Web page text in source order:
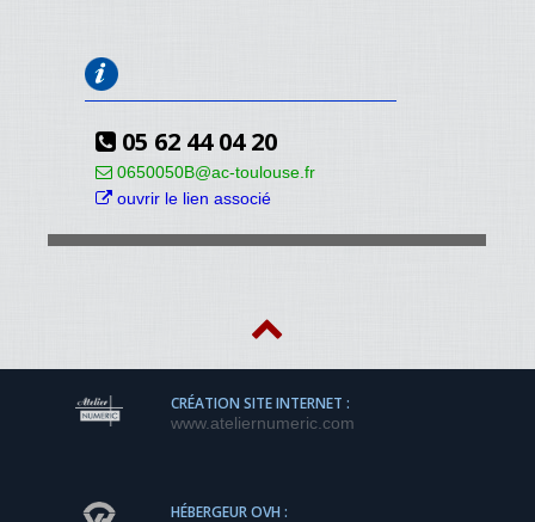
05 62 44 04 20
0650050B@ac-toulouse.fr
ouvrir le lien associé
CRÉATION SITE INTERNET :
www.ateliernumeric.com
HÉBERGEUR OVH :